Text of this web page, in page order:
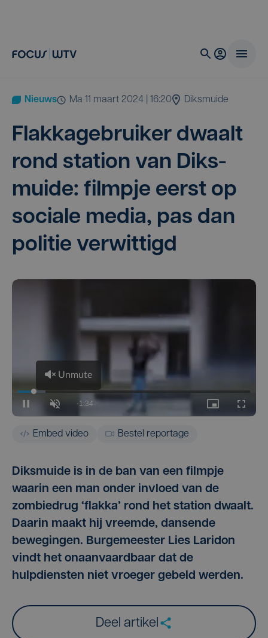
Nieuws ma 11 maart 2024 | 16:20 Diksmuide
Flak­ka­ge­brui­ker dwaalt
rond sta­ti­on van Diks­
mui­de: film­pje eerst op
soci­a­le media, pas dan
poli­tie verwittigd
Embed video Bestel reportage
Diksmuide is in de ban van een filmpje
waarin een man onder invloed van de
zombiedrug ‘flakka’ rond het station dwaalt.
Daarin maakt hij vreemde, dansende
bewegingen. Burgemeester Lies Laridon
vindt het onaanvaardbaar dat de
hulpdiensten niet vroeger gebeld werden.
Deel artikel